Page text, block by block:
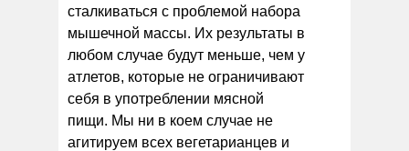
сталкиваться с проблемой набора
мышечной массы. Их результаты в
любом случае будут меньше, чем у
атлетов, которые не ограничивают
себя в употреблении мясной
пищи. Мы ни в коем случае не
агитируем всех вегетарианцев и